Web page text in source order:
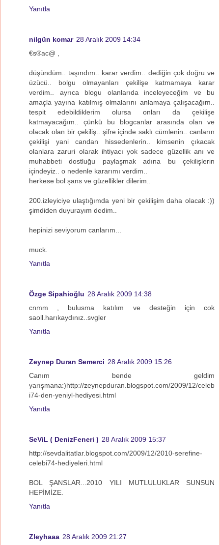
Yanıtla
nilgün komar 28 Aralık 2009 14:34
€s®ac@ ,
düşündüm.. taşındım.. karar verdim.. dediğin çok doğru ve
üzücü.. bolgu olmayanları çekilişe katmamaya karar
verdim.. ayrıca blogu olanlarıda inceleyeceğim ve bu
amaçla yayına katılmış olmalarını anlamaya çalışacağım..
tespit edebildiklerim olursa onları da çekilişe
katmayacağım.. çünkü bu blogcanlar arasında olan ve
olacak olan bir çekiliş.. şifre içinde saklı cümlenin.. canların
çekilişi yani candan hissedenlerin.. kimsenin çıkacak
olanlara zaruri olarak ihtiyacı yok sadece güzellik anı ve
muhabbeti dostluğu paylaşmak adına bu çekilişlerin
içindeyiz.. o nedenle kararımı verdim..
herkese bol şans ve güzellikler dilerim..
200.izleyiciye ulaştığımda yeni bir çekilişim daha olacak :))
şimdiden duyurayım dedim..
hepinizi seviyorum canlarım...
muck.
Yanıtla
Özge Sipahioğlu 28 Aralık 2009 14:38
cnmm , bulusma katılım ve desteğin için cok
saoll.harıkaydınız..svgler
Yanıtla
Zeynep Duran Semerci 28 Aralık 2009 15:26
Canım bende geldim
yarışmana:)http://zeynepduran.blogspot.com/2009/12/celeb
i74-den-yeniyl-hediyesi.html
Yanıtla
SeViL ( DenizFeneri ) 28 Aralık 2009 15:37
http://sevdalitatlar.blogspot.com/2009/12/2010-serefine-
celebi74-hediyeleri.html
BOL ŞANSLAR...2010 YILI MUTLULUKLAR SUNSUN
HEPİMİZE.
Yanıtla
Zleyhaaa 28 Aralık 2009 21:27